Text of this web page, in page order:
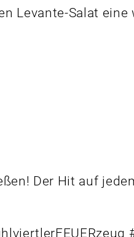
Levante-Salat
Der Hit auf